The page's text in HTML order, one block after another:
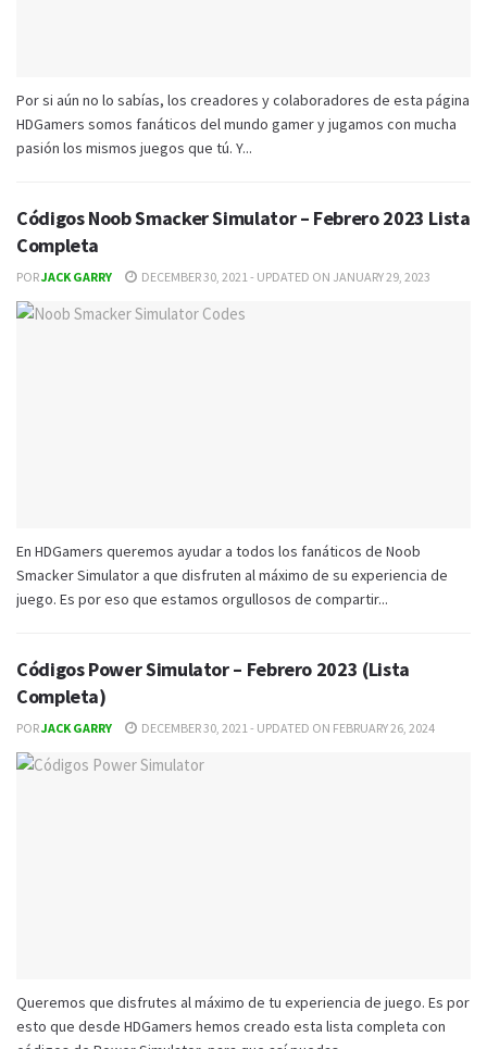
Por si aún no lo sabías, los creadores y colaboradores de esta página
HDGamers somos fanáticos del mundo gamer y jugamos con mucha
pasión los mismos juegos que tú. Y...
Códigos Noob Smacker Simulator – Febrero 2023 Lista
Completa
PORJACK GARRY DECEMBER 30, 2021 - UPDATED ON JANUARY 29, 2023
En HDGamers queremos ayudar a todos los fanáticos de Noob
Smacker Simulator a que disfruten al máximo de su experiencia de
juego. Es por eso que estamos orgullosos de compartir...
Códigos Power Simulator – Febrero 2023 (Lista
Completa)
PORJACK GARRY DECEMBER 30, 2021 - UPDATED ON FEBRUARY 26, 2024
Queremos que disfrutes al máximo de tu experiencia de juego. Es por
esto que desde HDGamers hemos creado esta lista completa con